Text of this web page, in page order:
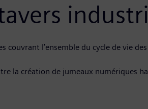
l’ensemble du cycle de vie
la création de jumeaux numériques